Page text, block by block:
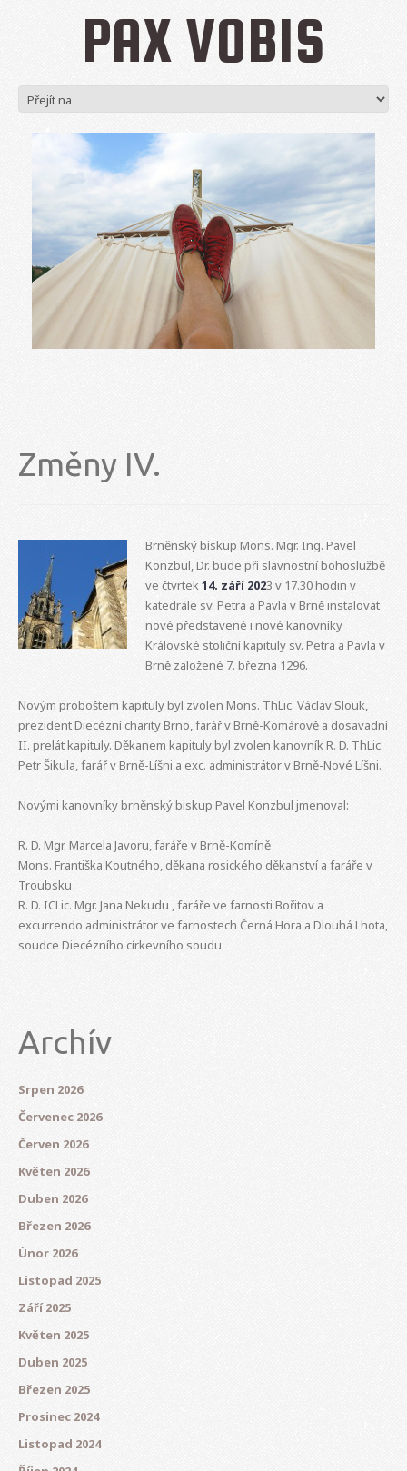
PAX VOBIS
Změny IV.
Brněnský biskup Mons. Mgr. Ing. Pavel
Konzbul, Dr. bude při slavnostní bohoslužbě
ve čtvrtek14. září 2023 v 17.30 hodin v
katedrále sv. Petra a Pavla v Brně instalovat
nové představené i nové kanovníky
Královské stoliční kapituly sv. Petra a Pavla v
Brně založené 7. března 1296.
Novým proboštem kapituly byl zvolen Mons. ThLic. Václav Slouk,
prezident Diecézní charity Brno, farář v Brně-Komárově a dosavadní
II. prelát kapituly. Děkanem kapituly byl zvolen kanovník R. D. ThLic.
Petr Šikula, farář v Brně-Líšni a exc. administrátor v Brně-Nové Líšni.
Novými kanovníky brněnský biskup Pavel Konzbul jmenoval:
R. D. Mgr. Marcela Javoru, faráře v Brně-Komíně
Mons. Františka Koutného, děkana rosického děkanství a faráře v
Troubsku
R. D. ICLic. Mgr. Jana Nekudu , faráře ve farnosti Bořitov a
excurrendo administrátor ve farnostech Černá Hora a Dlouhá Lhota,
soudce Diecézního církevního soudu
Archív
Srpen 2026
Červenec 2026
Červen 2026
Květen 2026
Duben 2026
Březen 2026
Únor 2026
Listopad 2025
Září 2025
Květen 2025
Duben 2025
Březen 2025
Prosinec 2024
Listopad 2024